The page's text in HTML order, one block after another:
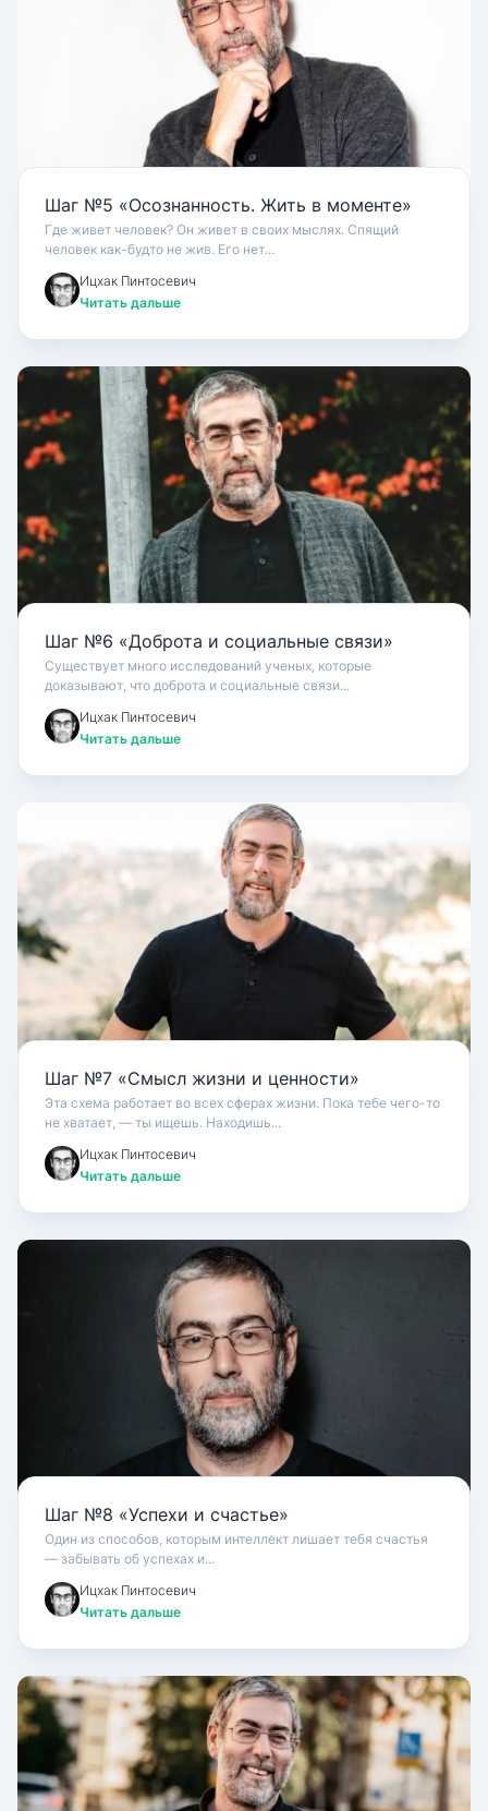
Шаг №5 «Осознанность. Жить в моменте»
Где живет человек? Он живет в своих мыслях. Спящий
человек как-будто не жив. Его нет...
Ицхак Пинтосевич
Читать дальше
Шаг №6 «Доброта и социальные связи»
Существует много исследований ученых, которые
доказывают, что доброта и социальные связи...
Ицхак Пинтосевич
Читать дальше
Шаг №7 «Смысл жизни и ценности»
Эта схема работает во всех сферах жизни. Пока тебе чего-то
не хватает, — ты ищешь. Находишь...
Ицхак Пинтосевич
Читать дальше
Шаг №8 «Успехи и счастье»
Один из способов, которым интеллект лишает тебя счастья
— забывать об успехах и...
Ицхак Пинтосевич
Читать дальше